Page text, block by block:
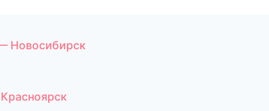
Новосибирск